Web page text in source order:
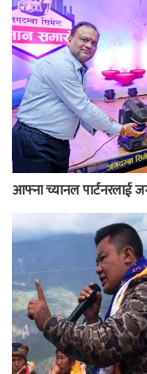
आफ्ना च्यानल पार्टनरलाई